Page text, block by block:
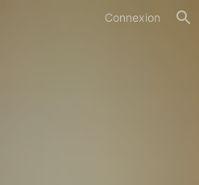
Connexion